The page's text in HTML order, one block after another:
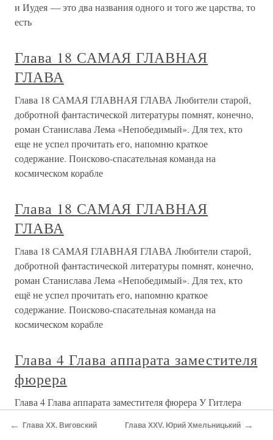
и Иудея — это два названия одного и того же царства, то
есть
Глава 18 САМАЯ ГЛАВНАЯ
ГЛАВА
Глава 18 САМАЯ ГЛАВНАЯ ГЛАВА Любители старой,
добротной фантастической литературы помнят, конечно,
роман Станислава Лема «Непобедимый». Для тех, кто
еще не успел прочитать его, напомню краткое
содержание. Поисково-спасательная команда на
космическом корабле
Глава 18 САМАЯ ГЛАВНАЯ
ГЛАВА
Глава 18 САМАЯ ГЛАВНАЯ ГЛАВА Любители старой,
добротной фантастической литературы помнят, конечно,
роман Станислава Лема «Непобедимый». Для тех, кто
ещё не успел прочитать его, напомню краткое
содержание. Поисково-спасательная команда на
космическом корабле
Глава 4 Глава аппарата заместителя
фюрера
Глава 4 Глава аппарата заместителя фюрера У Гитлера
мяса, не курил, воздерживался от спиртных напитков.
← Глава XX. Виговский Глава XXV. Юрий Хмельницький →